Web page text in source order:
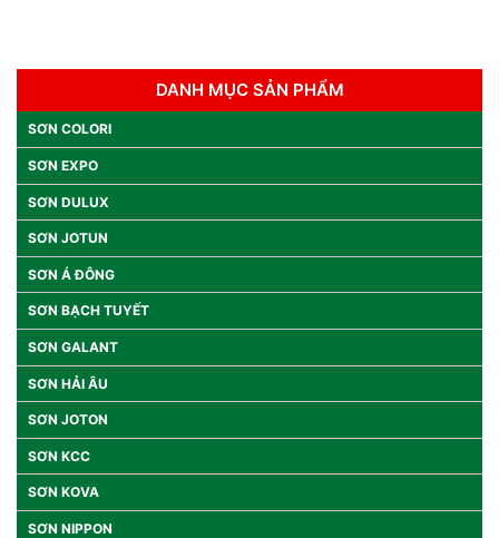
DANH MỤC SẢN PHẨM
SƠN COLORI
SƠN EXPO
SƠN DULUX
SƠN JOTUN
SƠN Á ĐÔNG
SƠN BẠCH TUYẾT
SƠN GALANT
SƠN HẢI ÂU
SƠN JOTON
SƠN KCC
SƠN KOVA
SƠN NIPPON